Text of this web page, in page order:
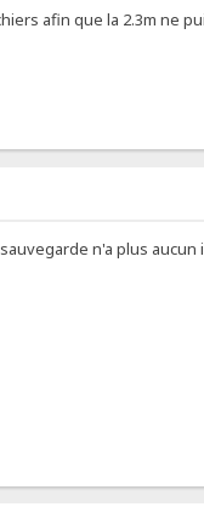
afin que la 2.3m ne
n'a plus aucun